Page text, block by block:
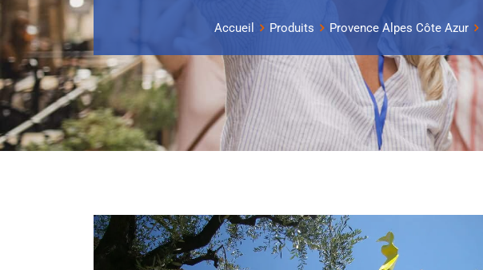
Accueil Produits Provence Alpes Côte Azur